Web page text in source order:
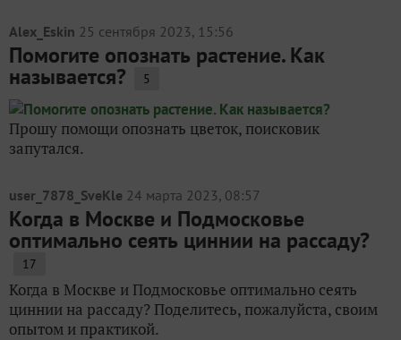
Alex_Eskin 25 сентября 2023, 15:56
Помогите опознать растение. Как
называется? 5
Прошу помощи опознать цветок, поисковик
запутался.
user_7878_SveKle 24 марта 2023, 08:57
Когда в Москве и Подмосковье
оптимально сеять циннии на рассаду?
17
Когда в Москве и Подмосковье оптимально сеять
циннии на рассаду? Поделитесь, пожалуйста, своим
опытом и практикой.